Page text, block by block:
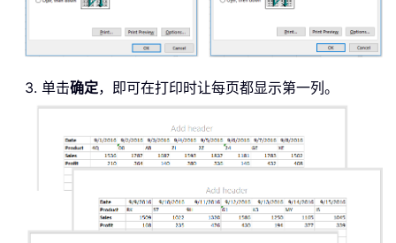
3. 单击确定，即可在打印时让每页都显示第一列。